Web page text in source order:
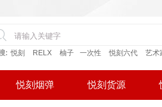
: 悦刻 RELX 柚子 一次性 悦刻六代 艺术
悦刻烟弹 悦刻货源